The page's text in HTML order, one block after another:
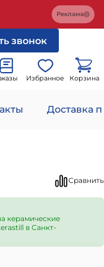
Реклама
звонок
Избранное Корзина
Доставка
Сравнить
керамические
в Санкт-